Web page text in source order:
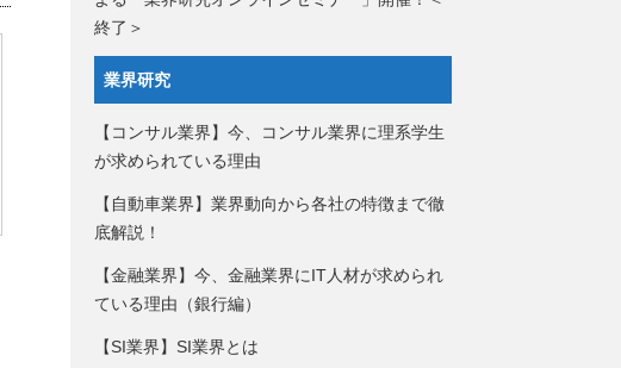
終了＞
業界研究
【コンサル業界】今、コンサル業界に理系学生
が求められている理由
【自動車業界】業界動向から各社の特徴まで徹
底解説！
【金融業界】今、金融業界にIT人材が求められ
ている理由（銀行編）
【SI業界】SI業界とは